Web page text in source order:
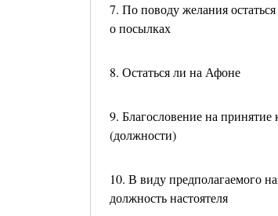
7. По поводу желания
о посылках
8. Остаться ли на Афоне
9. Благословение на принятие
(должности)
10. В виду предполагаемого
должность настоятеля